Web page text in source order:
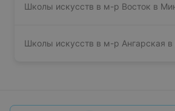
Школы искусств в м-р Восток в
Школы искусств в м-р Ангарская